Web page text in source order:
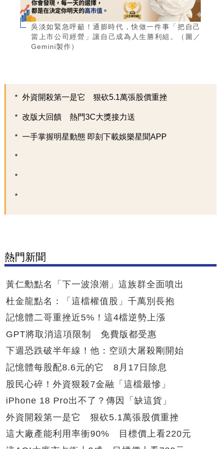
吳淡如緊急呼籲！通膨時代，快做一件事「把自己
當上市公司經營」讓自己成為人生勝利組。（圖／
Gemini製作）
外資開殺第一是它 狠砍5.1萬張股價重挫
改版大回饋 熱門3C大獎接力送
一手掌握明星動態 即刻下載娛樂星聞APP
熱門新聞
黃仁勳點名「下一波浪潮」這族群全面噴出
杜金龍點名：「這檔權值股」千萬別長抱
記憶體二哥重挫近5%！這4檔逆勢上漲
GPT將取消這項限制 免費版都受惠
下週恐跌破半年線！他：空頭大屠殺剛開始
記憶體每股配8.6元的它 8月17日除息
股民心碎！外資狠殺7金融「這檔最慘」
iPhone 18 Pro出不了？傳因「缺這貨」
外資開殺第一是它 狠砍5.1萬張股價重挫
這大廠產能利用率衝90% 目標價上看220元